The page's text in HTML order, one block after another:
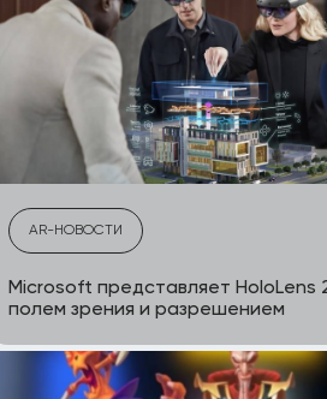
AR-НОВОСТИ
Microsoft представляет HoloLens
полем зрения и разрешением